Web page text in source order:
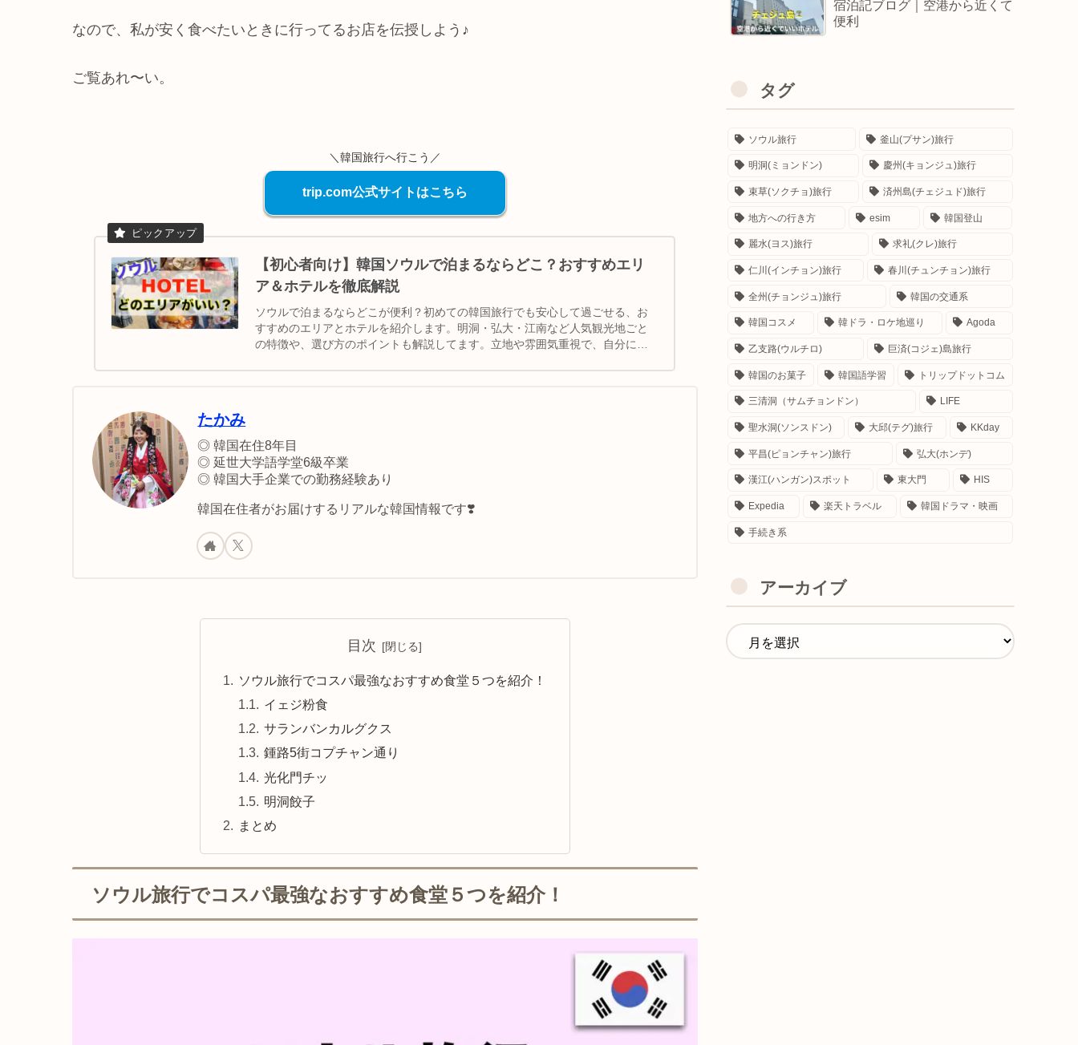
なので、私が安く食べたいときに行ってるお店を伝授しよう♪
ご覧あれ〜い。
＼韓国旅行へ行こう／
trip.com公式サイトはこちら
【初心者向け】韓国ソウルで泊まるならどこ？おすすめエリ
ア＆ホテルを徹底解説
ソウルで泊まるならどこが便利？初めての韓国旅行でも安心して過ごせる、お
すすめのエリアとホテルを紹介します。明洞・弘大・江南など人気観光地ごと
の特徴や、選び方のポイントも解説してます。立地や雰囲気重視で、自分にぴ
たかみ
◎ 韓国在住8年目
◎ 延世大学語学堂6級卒業
◎ 韓国大手企業での勤務経験あり
韓国在住者がお届けするリアルな韓国情報です❣️
目次
ソウル旅行でコスパ最強なおすすめ食堂５つを紹介！
イェジ粉食
サランバンカルグクス
鍾路5街コプチャン通り
光化門チッ
明洞餃子
まとめ
ソウル旅行でコスパ最強なおすすめ食堂５つを紹介！
宿泊記ブログ｜空港から近くて
便利
タグ
ソウル旅行 釜山(プサン)旅行
明洞(ミョンドン) 慶州(キョンジュ)旅行
束草(ソクチョ)旅行 済州島(チェジュド)旅行
地方への行き方 esim 韓国登山
麗水(ヨス)旅行 求礼(クレ)旅行
仁川(インチョン)旅行 春川(チュンチョン)旅行
全州(チョンジュ)旅行 韓国の交通系
韓国コスメ 韓ドラ・ロケ地巡り Agoda
乙支路(ウルチロ) 巨済(コジェ)島旅行
韓国のお菓子 韓国語学習 トリップドットコム
三清洞（サムチョンドン） LIFE
聖水洞(ソンスドン) 大邱(テグ)旅行 KKday
平昌(ピョンチャン)旅行 弘大(ホンデ)
漢江(ハンガン)スポット 東大門 HIS
Expedia 楽天トラベル 韓国ドラマ・映画
手続き系
アーカイブ